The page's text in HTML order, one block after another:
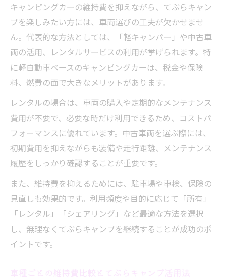
キャンピングカーの維持費を抑えながら、てぶらキャン
プを楽しみたい方には、車両選びの工夫が欠かせませ
ん。代表的な方法としては、「軽キャンパー」や中古車
両の活用、レンタルサービスの利用が挙げられます。特
に軽自動車ベースのキャンピングカーは、税金や保険
料、燃費の面で大きなメリットがあります。
レンタルの場合は、車両の購入や定期的なメンテナンス
費用が不要で、必要な時だけ利用できるため、コストパ
フォーマンスに優れています。中古車両を選ぶ際には、
初期費用を抑えながらも装備や走行距離、メンテナンス
履歴をしっかり確認することが重要です。
また、維持費を抑えるためには、駐車場や車検、保険の
見直しも効果的です。利用頻度や目的に応じて「所有」
「レンタル」「シェアリング」など最適な方法を選択
し、無理なくてぶらキャンプを継続することが成功のポ
イントです。